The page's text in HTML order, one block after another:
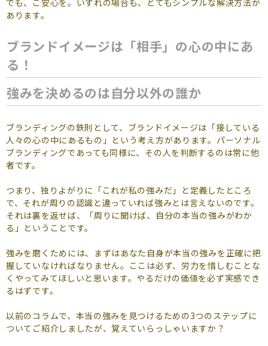
あります。
ブランドイメージは「相手」の心の中にあ
る！
強みを決めるのは自分以外の誰か
ブランディングの鉄則として、ブランドイメージは「接している
人々の心の中にあるもの」という考え方があります。パーソナル
ブランディングであっても同様に、その人を判断するのは常に他
者です。
つまり、独りよがりに「これが私の強みだ」と定義したところ
で、それが周りの認識と違っていれば強みとは言えないのです。
それは裏を返せば、「周りに聞けば、自分の本当の強みがわか
る」ということです。
強みを磨くためには、まずはあなた自身が本当の強みを正確に把
握していなければなりません。ここは必ず、労力を惜しむことな
くやってみてほしいと思います。やるだけの価値を必ず実感でき
るはずです。
以前のコラムで、本当の強みを見つけるための3つのステップに
ついてご紹介しましたが、覚えていらっしゃいますか？